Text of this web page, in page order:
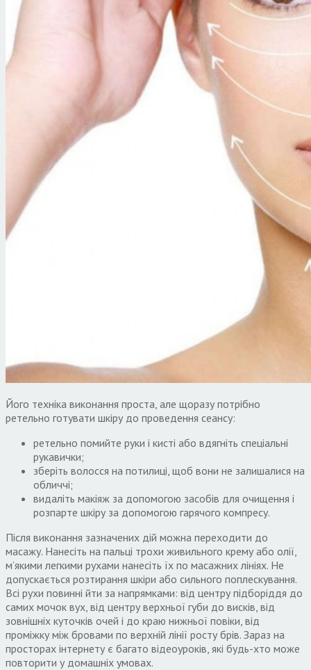
Його техніка виконання проста, але щоразу потрібно
ретельно готувати шкіру до проведення сеансу:
ретельно помийте руки і кисті або вдягніть спеціальні
рукавички;
зберіть волосся на потилиці, щоб вони не залишалися на
обличчі;
видаліть макіяж за допомогою засобів для очищення і
розпарте шкіру за допомогою гарячого компресу.
Після виконання зазначених дій можна переходити до
масажу. Нанесіть на пальці трохи живильного крему або олії,
м’якими легкими рухами нанесіть їх по масажних лініях. Не
допускається розтирання шкіри або сильного поплескування.
Всі рухи повинні йти за напрямками: від центру підборіддя до
самих мочок вух, від центру верхньої губи до висків, від
зовнішніх куточків очей і до краю нижньої повіки, від
проміжку між бровами по верхній лінії росту брів. Зараз на
просторах інтернету є багато відеоуроків, які будь-хто може
повторити у домашніх умовах.